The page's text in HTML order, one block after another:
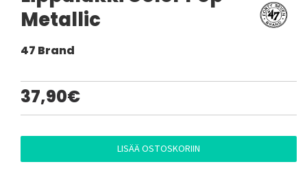
Metallic
47 Brand
37,90€
LISÄÄ OSTOSKORIIN